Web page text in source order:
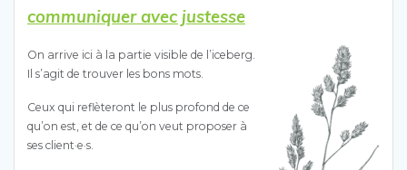
communiquer avec justesse
On arrive ici à la partie visible de l’iceberg.
Il s’agit de trouver les bons mots.
Ceux qui reflèteront le plus profond de ce
qu’on est, et de ce qu’on veut proposer à
ses client·e·s.